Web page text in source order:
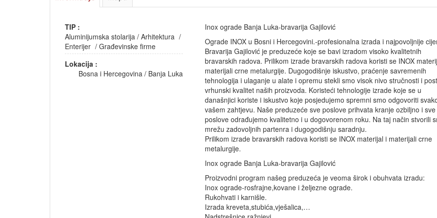
TIP :
Aluminijumska stolarija / Arhitektura /
Enterijer / Građevinske firme
Lokacija :
Bosna i Hercegovina/ Banja Luka
Inox ograde Banja Luka-bravarija Gajilović
Ograde INOX u Bosni i Hercegovini.-profesionalna izrada i najpovoljnije
Bravarija Gajilović je preduzeće koje se bavi izradom visoko kvalitetnih
bravarskih radova. Prilikom izrade bravarskih radova koristi se INOX
materijali crne metalurgije. Dugogodišnje iskustvo, praćenje savremenih
tehnologija i ulaganje u alate i opremu stekli smo visok nivo stručnosti i
vrhunski kvalitet naših proizvoda. Koristeći tehnologije izrade koje se u
današnjici koriste i iskustvo koje posjedujemo spremni smo odgovoriti
vašem zahtjevu. Naše preduzeće sve poslove prihvata kranje ozbiljno i sve
poslove odrađujemo kvalitetno i u dogovorenom roku. Na taj način stvorili
mrežu zadovoljnih partenra i dugogodišnju saradnju.
Prilikom izrade bravarskih radova koristi se INOX materijal i materijali crne
metalurgije.
Inox ograde Banja Luka-bravarija Gajilović
Proizvodni program našeg preduzeća je veoma širok i obuhvata izradu:
Inox ograde-rosfrajne,kovane i željezne ograde.
Rukohvati i karnišle.
Izrada kreveta,stubića,vješalica,…